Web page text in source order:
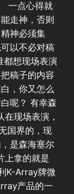
一点心得就
走神，否则
神必须集
以不必对稿
都想现场表演
稿子的内容
，你又怎么
呢？ 有幸森
现场表演，
国界的，现
是森海塞尔
上拿的就是
K-Array牌微
产品的一